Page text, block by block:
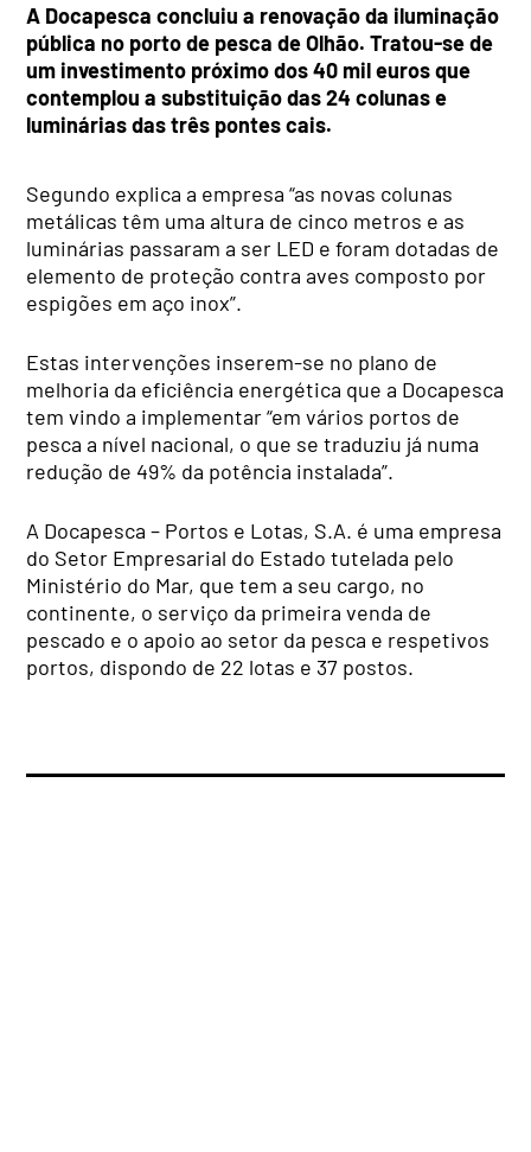
A Docapesca concluiu a renovação da iluminação
pública no porto de pesca de Olhão. Tratou-se de
um investimento próximo dos 40 mil euros que
contemplou a substituição das 24 colunas e
luminárias das três pontes cais.
Segundo explica a empresa “as novas colunas
metálicas têm uma altura de cinco metros e as
luminárias passaram a ser LED e foram dotadas de
elemento de proteção contra aves composto por
espigões em aço inox”.
Estas intervenções inserem-se no plano de
melhoria da eficiência energética que a Docapesca
tem vindo a implementar “em vários portos de
pesca a nível nacional, o que se traduziu já numa
redução de 49% da potência instalada”.
A Docapesca – Portos e Lotas, S.A. é uma empresa
do Setor Empresarial do Estado tutelada pelo
Ministério do Mar, que tem a seu cargo, no
continente, o serviço da primeira venda de
pescado e o apoio ao setor da pesca e respetivos
portos, dispondo de 22 lotas e 37 postos.